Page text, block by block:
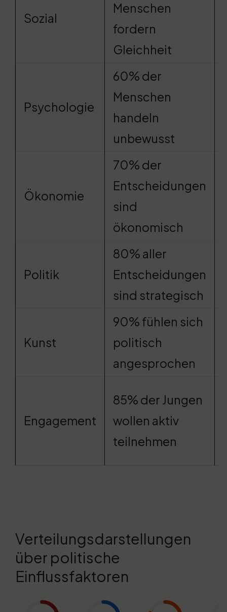
Sozial
Menschen
fordern
Gleichheit
Psychologie
60% der
Menschen
handeln
unbewusst
Ökonomie
70% der
Entscheidungen
sind
ökonomisch
Politik
80% aller
Entscheidungen
sind strategisch
Kunst
90% fühlen sich
politisch
angesprochen
Engagement
85% der Jungen
wollen aktiv
teilnehmen
Verteilungsdarstellungen
über politische
Einflussfaktoren